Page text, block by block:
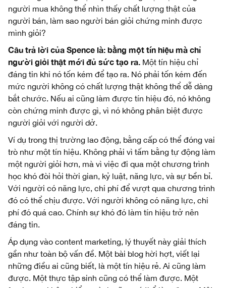
người mua không thể nhìn thấy chất lượng thật của
người bán, làm sao người bán giỏi chứng minh được
mình giỏi?
Câu trả lời của Spence là: bằng một tín hiệu mà chỉ
người giỏi thật mới đủ sức tạo ra. Một tín hiệu chỉ
đáng tin khi nó tốn kém để tạo ra. Nó phải tốn kém đến
mức người không có chất lượng thật không thể dễ dàng
bắt chước. Nếu ai cũng làm được tín hiệu đó, nó không
còn chứng minh được gì, vì nó không phân biệt được
người giỏi với người dở.
Ví dụ trong thị trường lao động, bằng cấp có thể đóng vai
trò như một tín hiệu. Không phải vì tấm bằng tự động làm
một người giỏi hơn, mà vì việc đi qua một chương trình
học khó đòi hỏi thời gian, kỷ luật, năng lực, và sự bền bỉ.
Với người có năng lực, chi phí để vượt qua chương trình
đó có thể chịu được. Với người không có năng lực, chi
phí đó quá cao. Chính sự khó đó làm tín hiệu trở nên
đáng tin.
Áp dụng vào content marketing, lý thuyết này giải thích
gần như toàn bộ vấn đề. Một bài blog hời hợt, viết lại
những điều ai cũng biết, là một tín hiệu rẻ. Ai cũng làm
được. Một thực tập sinh cũng có thể làm được. Một